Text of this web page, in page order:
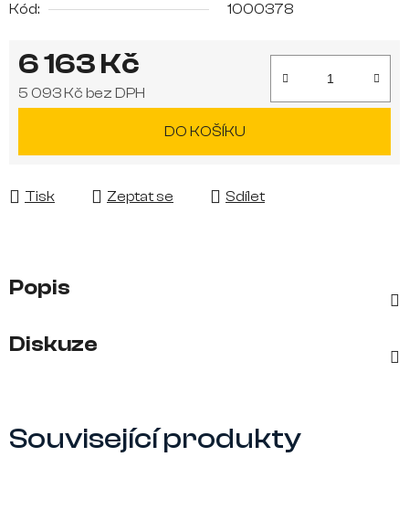
Kód:
1000378
6 163 Kč
5 093 Kč bez DPH
DO KOŠÍKU
Tisk Zeptat se Sdílet
Popis
Diskuze
Související produkty